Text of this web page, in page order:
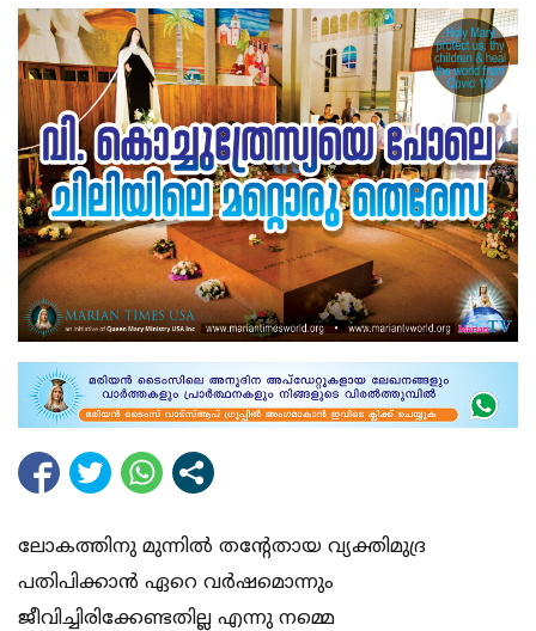
ലോകത്തിനു മുന്നിൽ തന്റേതായ വ്യക്തിമുദ്ര
പതിപിക്കാൻ ഏറെ വർഷമൊന്നും
ജീവിച്ചിരിക്കേണ്ടതില്ല എന്നു നമ്മെ